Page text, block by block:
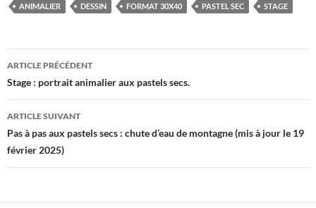
ANIMALIER DESSIN FORMAT 30X40 PASTEL SEC STAGE
Navigation
des
articles
ARTICLE PRÉCÉDENT
Stage : portrait animalier aux pastels secs.
ARTICLE SUIVANT
Pas à pas aux pastels secs : chute d’eau de montagne (mis à jour le 19
février 2025)